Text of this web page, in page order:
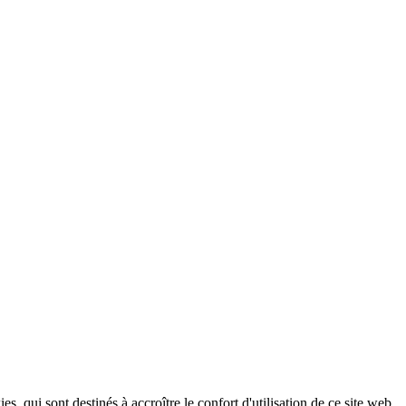
qui sont destinés à accroître le confort d'utilisation de ce site web,